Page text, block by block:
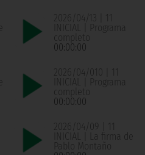
2026/04/13 | 11
INICIAL | Programa
completo
00:00:00
2026/04/010 | 11
INICIAL | Programa
completo
00:00:00
2026/04/09 | 11
INICIAL | La firma de
Pablo Montaño